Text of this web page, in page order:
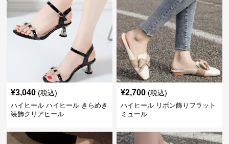
¥3,040 (税込)
ハイヒール ハイヒール きらめき
装飾クリアヒール
¥2,700 (税込)
ハイヒール リボン飾りフラット
ミュール